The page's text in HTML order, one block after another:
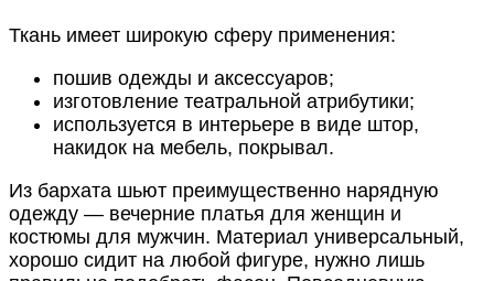
Ткань имеет широкую сферу применения:
пошив одежды и аксессуаров;
изготовление театральной атрибутики;
используется в интерьере в виде штор,
накидок на мебель, покрывал.
Из бархата шьют преимущественно нарядную
одежду — вечерние платья для женщин и
костюмы для мужчин. Материал универсальный,
хорошо сидит на любой фигуре, нужно лишь